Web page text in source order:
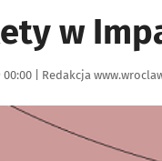
w
00:00 | Autor:
Redakcja
powiększyć